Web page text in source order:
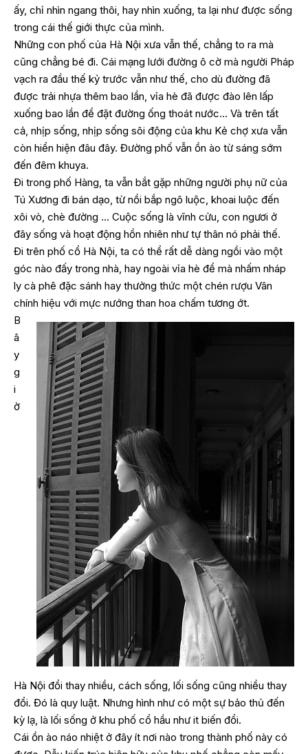
ấy, chỉ nhìn ngang thôi, hay nhìn xuống, ta lại như được sống
trong cái thế giới thực của mình.
Những con phố của Hà Nội xưa vẫn thế, chẳng to ra mà
cũng chẳng bé đi. Cái mạng lưới đường ô cờ mà người Pháp
vạch ra đầu thế kỷ trước vẫn như thế, cho dù đường đã
được trải nhựa thêm bao lần, vỉa hè đã được đào lên lấp
xuống bao lần để đặt đường ống thoát nước… Và trên tất
cả, nhịp sống, nhịp sống sôi động của khu Kẻ chợ xưa vẫn
còn hiển hiện đâu đây. Đường phố vẫn ồn ào từ sáng sớm
đến đêm khuya.
Đi trong phố Hàng, ta vẫn bắt gặp những người phụ nữ của
Tú Xương đi bán dạo, từ nồi bắp ngô luộc, khoai luộc đến
xôi vò, chè đường … Cuộc sống là vĩnh cửu, con ngươi ở
đây sống và hoạt động hồn nhiên như tự thân nó phải thế.
Đi trên phố cổ Hà Nội, ta có thể rất dễ dàng ngồi vào một
góc nào đấy trong nhà, hay ngoài vỉa hè để mà nhấm nháp
ly cà phê đặc sánh hay thưởng thức một chén rượu Vân
chính hiệu với mực nướng than hoa chấm tương ớt.
B
â
y
g
i
ờ
Hà Nội đổi thay nhiều, cách sống, lối sống cũng nhiều thay
đổi. Đó là quy luật. Nhưng hình như có một sự bảo thủ đến
kỳ lạ, là lối sống ở khu phố cổ hầu như it biến đổi.
Cái ồn ào náo nhiệt ở đây ít nơi nào trong thành phố này có